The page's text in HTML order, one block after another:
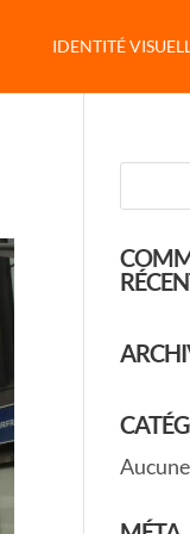
IDENTITÉ